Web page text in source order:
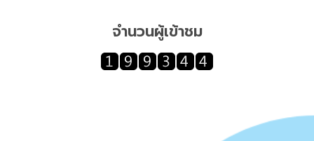
จำนวนผู้เข้าชม